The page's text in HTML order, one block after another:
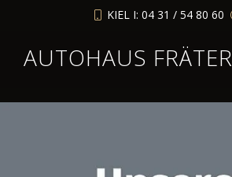
KIEL I: 04 31 / 54 80 60
AUTOHAUS FRÄTER